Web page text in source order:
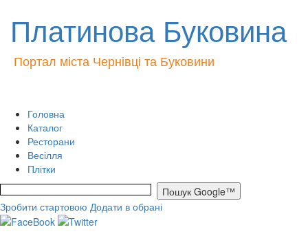
Платинова Буковина
Портал міста Чернівці та Буковини
Головна
Каталог
Ресторани
Весілля
Плітки
Зробити стартовою Додати в обрані